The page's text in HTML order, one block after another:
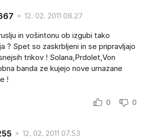
12. 02. 2011 08.27
in vošintonu ob izgubi tako
? Spet so zaskrbljeni in se pripravljajo
trikov ! Solana,Prdolet,Von
banda ze kujejo nove umazane
!
0 0
12. 02. 2011 07.53